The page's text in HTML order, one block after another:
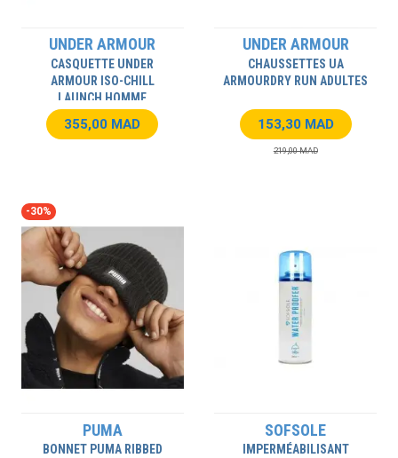
UNDER ARMOUR
CASQUETTE UNDER
ARMOUR ISO-CHILL
LAUNCH HOMME
355,00 MAD
UNDER ARMOUR
CHAUSSETTES UA
ARMOURDRY RUN ADULTES
153,30 MAD
219,00 MAD
-30%
PUMA
BONNET PUMA RIBBED
SOFSOLE
IMPERMÉABILISANT